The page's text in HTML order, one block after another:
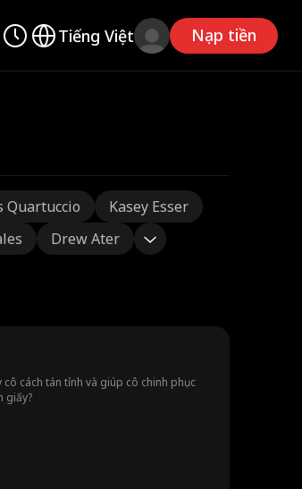
Tiếng Việt Nạp tiền
Quartuccio
Kasey Esser
Drew Ater
cách tán tỉnh và giúp cô chinh phục
giấy?